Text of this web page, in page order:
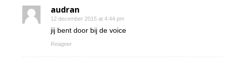
audran
12 december 2015 at 4:44 pm
jij bent door bij de voice
Reageer